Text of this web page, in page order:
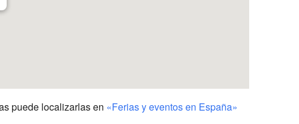
puede localizarlas en «Ferias y eventos en España»